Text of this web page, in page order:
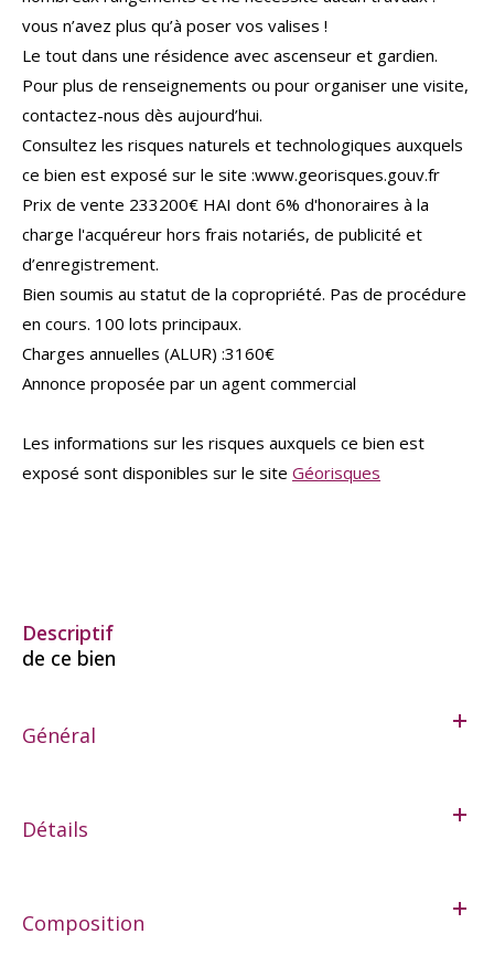
vous n’avez plus qu’à poser vos valises !
Le tout dans une résidence avec ascenseur et gardien.
Pour plus de renseignements ou pour organiser une visite,
contactez-nous dès aujourd’hui.
Consultez les risques naturels et technologiques auxquels
ce bien est exposé sur le site :www.georisques.gouv.fr
Prix de vente 233200€ HAI dont 6% d'honoraires à la
charge l'acquéreur hors frais notariés, de publicité et
d’enregistrement.
Bien soumis au statut de la copropriété. Pas de procédure
en cours. 100 lots principaux.
Charges annuelles (ALUR) :3160€
Annonce proposée par un agent commercial
Les informations sur les risques auxquels ce bien est
exposé sont disponibles sur le site Géorisques
descriptif
de ce bien
Général
Détails
Composition